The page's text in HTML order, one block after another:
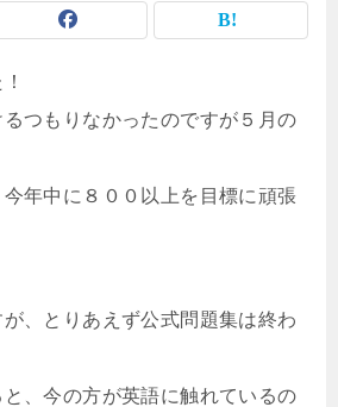
つもりなかったのですが５月の
年中に８００以上を目標に頑張
、とりあえず公式問題集は終わ
、今の方が英語に触れているの